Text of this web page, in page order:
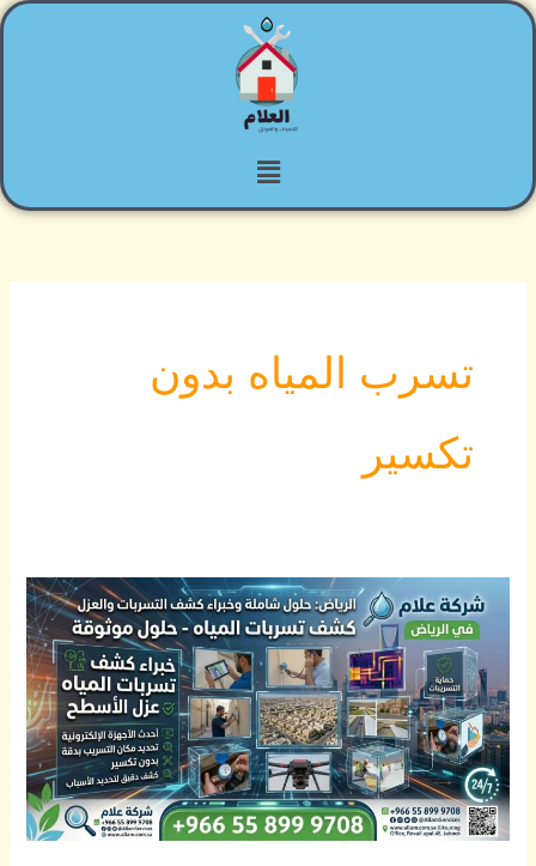
تخطي
القائمة
تسرب المياه بدون
تكسير
ارتفاع
فاتورة
المياة
كشف
تسربات
المياة
بالرياض